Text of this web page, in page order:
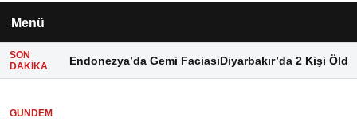
Menü
SON
DAKIKA
Endonezya’da Gemi FaciasıDiyarbakır’da 2 Kişi Öldü
GÜNDEM